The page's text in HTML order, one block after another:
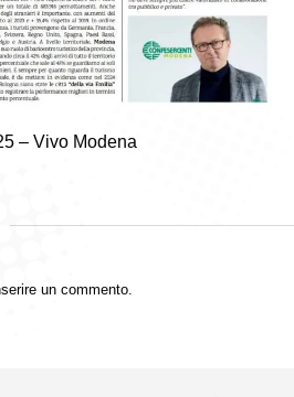
– Vivo Modena
un commento.